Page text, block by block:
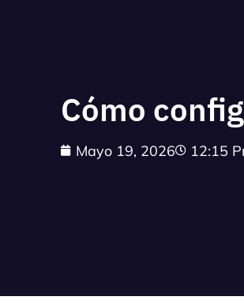
Cómo
Mayo 19, 2026 12:15